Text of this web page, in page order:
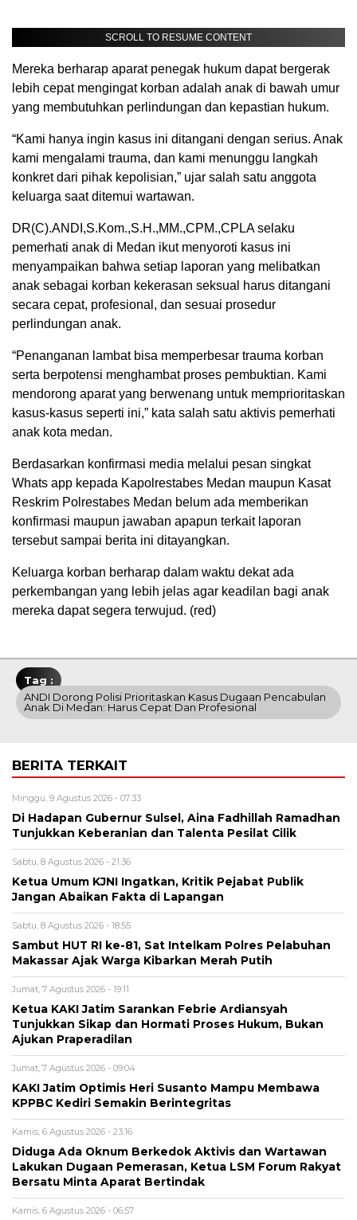
SCROLL TO RESUME CONTENT
Mereka berharap aparat penegak hukum dapat bergerak
lebih cepat mengingat korban adalah anak di bawah umur
yang membutuhkan perlindungan dan kepastian hukum.
“Kami hanya ingin kasus ini ditangani dengan serius. Anak
kami mengalami trauma, dan kami menunggu langkah
konkret dari pihak kepolisian,” ujar salah satu anggota
keluarga saat ditemui wartawan.
DR(C).ANDI,S.Kom.,S.H.,MM.,CPM.,CPLA selaku
pemerhati anak di Medan ikut menyoroti kasus ini
menyampaikan bahwa setiap laporan yang melibatkan
anak sebagai korban kekerasan seksual harus ditangani
secara cepat, profesional, dan sesuai prosedur
perlindungan anak.
“Penanganan lambat bisa memperbesar trauma korban
serta berpotensi menghambat proses pembuktian. Kami
mendorong aparat yang berwenang untuk memprioritaskan
kasus-kasus seperti ini,” kata salah satu aktivis pemerhati
anak kota medan.
Berdasarkan konfirmasi media melalui pesan singkat
Whats app kepada Kapolrestabes Medan maupun Kasat
Reskrim Polrestabes Medan belum ada memberikan
konfirmasi maupun jawaban apapun terkait laporan
tersebut sampai berita ini ditayangkan.
Keluarga korban berharap dalam waktu dekat ada
perkembangan yang lebih jelas agar keadilan bagi anak
mereka dapat segera terwujud. (red)
Tag :
ANDI Dorong Polisi Prioritaskan Kasus Dugaan Pencabulan
Anak Di Medan: Harus Cepat Dan Profesional
BERITA TERKAIT
Minggu, 9 Agustus 2026 - 07:33
Di Hadapan Gubernur Sulsel, Aina Fadhillah Ramadhan
Tunjukkan Keberanian dan Talenta Pesilat Cilik
Sabtu, 8 Agustus 2026 - 21:36
Ketua Umum KJNI Ingatkan, Kritik Pejabat Publik
Jangan Abaikan Fakta di Lapangan
Sabtu, 8 Agustus 2026 - 18:55
Sambut HUT RI ke-81, Sat Intelkam Polres Pelabuhan
Makassar Ajak Warga Kibarkan Merah Putih
Jumat, 7 Agustus 2026 - 19:11
Ketua KAKI Jatim Sarankan Febrie Ardiansyah
Tunjukkan Sikap dan Hormati Proses Hukum, Bukan
Ajukan Praperadilan
Jumat, 7 Agustus 2026 - 09:04
KAKI Jatim Optimis Heri Susanto Mampu Membawa
KPPBC Kediri Semakin Berintegritas
Kamis, 6 Agustus 2026 - 23:16
Diduga Ada Oknum Berkedok Aktivis dan Wartawan
Lakukan Dugaan Pemerasan, Ketua LSM Forum Rakyat
Bersatu Minta Aparat Bertindak
Kamis, 6 Agustus 2026 - 06:57